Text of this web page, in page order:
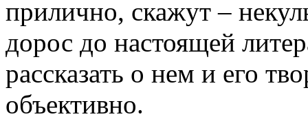
прилично, скажут –
дорос до настоящей
рассказать о нем и его
объективно.